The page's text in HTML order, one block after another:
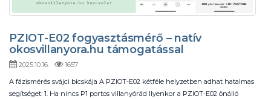
PZIOT-E02 fogyasztásmérő – natív
okosvillanyora.hu támogatással
2025.10.16.
1657
A fázismérés svájci bicskája A PZIOT-E02 kétféle helyzetben adhat hatalmas
segítséget: 1. Ha nincs P1 portos villanyórád Ilyenkor a PZIOT-E02 önálló